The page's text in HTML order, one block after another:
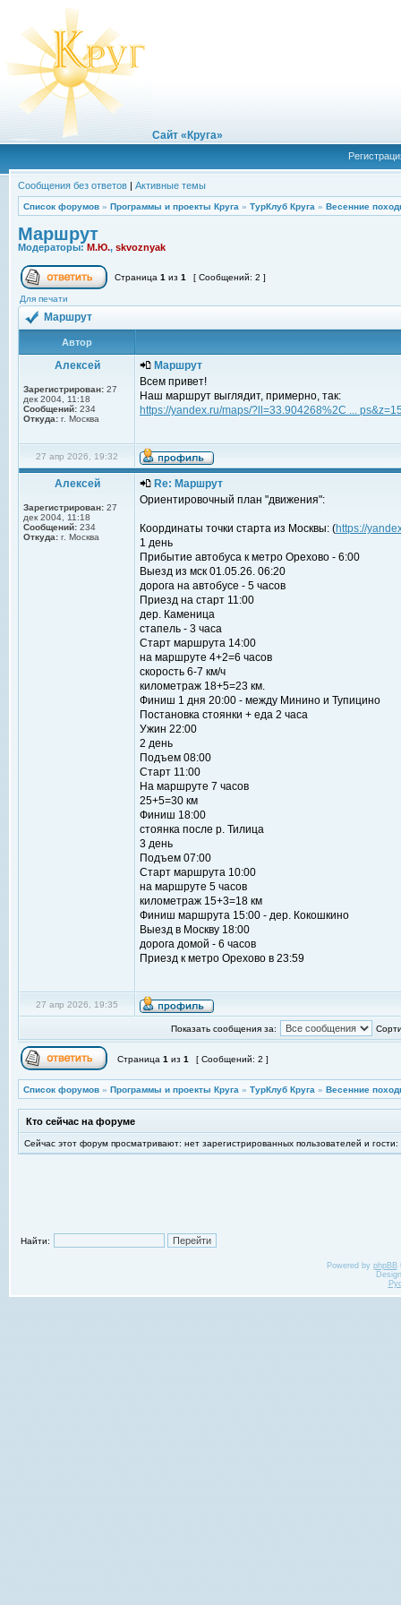
Сайт «Круга»
Сообщения без ответов | Активные темы
Список форумов » Программы и проекты Круга » ТурКлуб Круга » Весенние
Маршрут
Модераторы: М.Ю., skvoznyak
Страница 1 из 1 [ Сообщений: 2 ]
Для печати
Маршрут
Автор
Алексей
Зарегистрирован: 27
дек 2004, 11:18
Сообщений: 234
Откуда: г. Москва
Маршрут
Всем привет!
Наш маршрут выглядит, примерно, так:
https://yandex.ru/maps/?ll=33.904268%2C ...
27 апр 2026, 19:32
Алексей
Зарегистрирован: 27
дек 2004, 11:18
Сообщений: 234
Откуда: г. Москва
Re: Маршрут
Ориентировочный план "движения":
Координаты точки старта из Москвы: (https://
1 день
Прибытие автобуса к метро Орехово - 6:00
Выезд из мск 01.05.26. 06:20
дорога на автобусе - 5 часов
Приезд на старт 11:00
дер. Каменица
стапель - 3 часа
Старт маршрута 14:00
на маршруте 4+2=6 часов
скорость 6-7 км/ч
километраж 18+5=23 км.
Финиш 1 дня 20:00 - между Минино и Тупицино
Постановка стоянки + еда 2 часа
Ужин 22:00
2 день
Подъем 08:00
Старт 11:00
На маршруте 7 часов
25+5=30 км
Финиш 18:00
стоянка после р. Тилица
3 день
Подъем 07:00
Старт маршрута 10:00
на маршруте 5 часов
километраж 15+3=18 км
Финиш маршрута 15:00 - дер. Кокошкино
Выезд в Москву 18:00
дорога домой - 6 часов
Приезд к метро Орехово в 23:59
27 апр 2026, 19:35
Показать сообщения за:
Страница 1 из 1 [ Сообщений: 2 ]
Список форумов » Программы и проекты Круга » ТурКлуб Круга » Весенние
Кто сейчас на форуме
Сейчас этот форум просматривают: нет зарегистрированных пользователей и гости:
Найти:
Powered by phpBB